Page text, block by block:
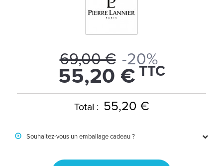
69,00 € -20%
55,20 € TTC
Total : 55,20 €
Souhaitez-vous un emballage cadeau ?